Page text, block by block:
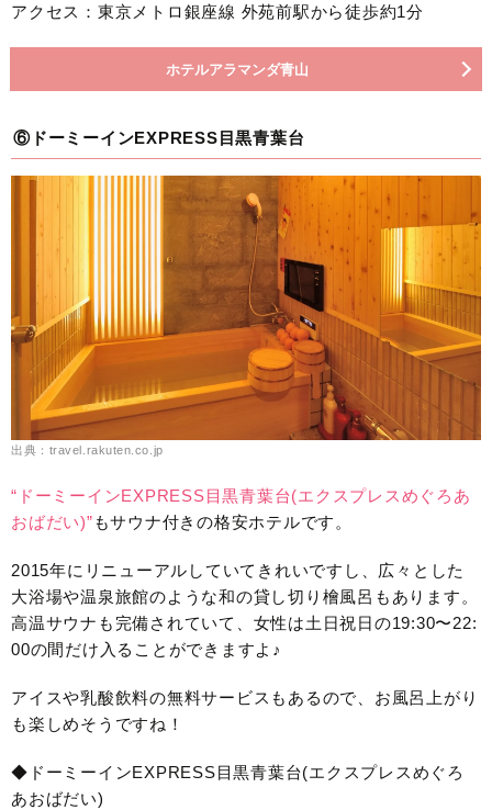
アクセス：東京メトロ銀座線 外苑前駅から徒歩約1分
ホテルアラマンダ青山
⑥ドーミーインEXPRESS目黒青葉台
出典：travel.rakuten.co.jp
“ドーミーインEXPRESS目黒青葉台(エクスプレスめぐろあ
おばだい)”もサウナ付きの格安ホテルです。
2015年にリニューアルしていてきれいですし、広々とした
大浴場や温泉旅館のような和の貸し切り檜風呂もあります。
高温サウナも完備されていて、女性は土日祝日の19:30〜22:
00の間だけ入ることができますよ♪
アイスや乳酸飲料の無料サービスもあるので、お風呂上がり
も楽しめそうですね！
◆ドーミーインEXPRESS目黒青葉台(エクスプレスめぐろ
あおばだい)